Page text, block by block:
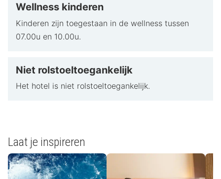
Wellness kinderen
Kinderen zijn toegestaan in de wellness tussen
07.00u en 10.00u.
Niet rolstoeltoegankelijk
Het hotel is niet rolstoeltoegankelijk.
Laat je inspireren